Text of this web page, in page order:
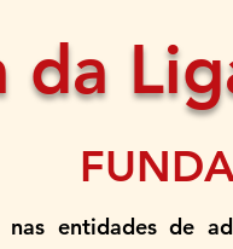
da
nas entidades de